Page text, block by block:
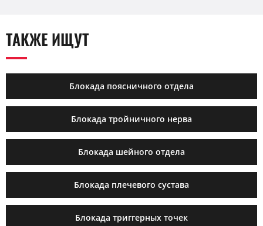
ТАКЖЕ ИЩУТ
Блокада поясничного отдела
Блокада тройничного нерва
Блокада шейного отдела
Блокада плечевого сустава
Блокада триггерных точек